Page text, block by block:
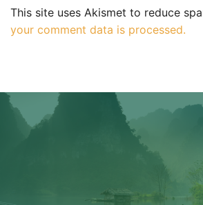
This site uses Akismet to reduce
your comment data is processed.